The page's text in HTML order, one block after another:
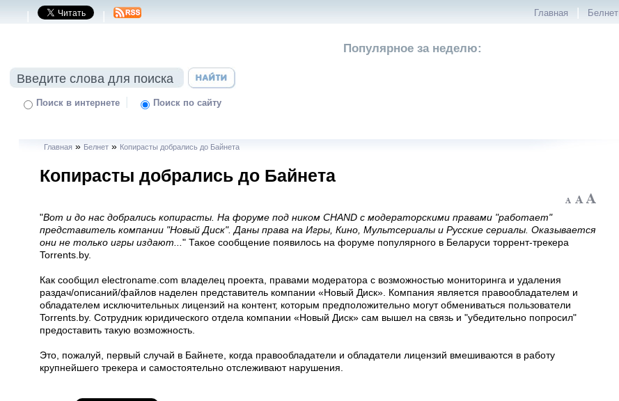
| | Главная | Белнет
Поиск в интернете | Поиск по сайту
Популярное за неделю:
Главная » Белнет» Копирасты добрались до Байнета
Копирасты добрались до Байнета
"Вот и до нас добрались копирасты. На форуме под ником CHAND с модераторскими правами "работает"
представитель компании "Новый Диск". Даны права на Игры, Кино, Мультсериалы и Русские сериалы. Оказывается
они не только игры издают... " Такое сообщение появилось на форуме популярного в Беларуси торрент-трекера
Torrents.by.
Как сообщил electroname.com владелец проекта, правами модератора с возможностью мониторинга и удаления
раздач/описаний/файлов наделен представитель компании «Новый Диск». Компания является правообладателем и
обладателем исключительных лицензий на контент, которым предположительно могут обмениваться пользователи
Torrents.by. Сотрудник юридического отдела компании «Новый Диск» сам вышел на связь и "убедительно попросил"
предоставить такую возможность.
Это, пожалуй, первый случай в Байнете, когда правообладатели и обладатели лицензий вмешиваются в работу
крупнейшего трекера и самостоятельно отслеживают нарушения.